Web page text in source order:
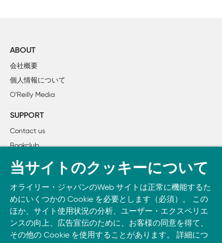
	レシピ01 同一画面でのフォーム編集
	レシピ02 JavaScriptヘルパーの独自作成
	レシピ04 テキストフィールドのオートコンプリート
	レシピ05 ドラッグアンドドロップ対応でソート可能なリストの作成
	レシピ06 Ajaxリクエストによる複数要素の更新
	スナック08 安価で容易なテーマサポート
	スナック09 Ajaxによる静的ページの整理
	スナック10 スマートな複数形化
	スナック11 Ajaxのデバッグ
	レシピ12 フォームビルダーの独自作成
	レシピ13 華麗なグラフの作成
2章　データベースに関するレシピ
	レシピ14 データベースのない環境でのRailsの実行
ABOUT
会社概要
個人情報について
O’Reilly Media
SUPPORT
Contact us
Bookclub
書籍注文
Take O’Reilly with you and learn anywhere, anytime on your
phone
and tablet.
当サイトのクッキーについて
オライリー・ジャパンのWeb サイトは正常に機能するた
めにいくつかの Cookie を必要とします（必須）。 この
ほか、サイト使用状況の分析、ユーザー・エクスペリエ
ンスの向上、広告宣伝のために、お客様の同意を得て、
その他の Cookie を使用することがあります。 詳細につ